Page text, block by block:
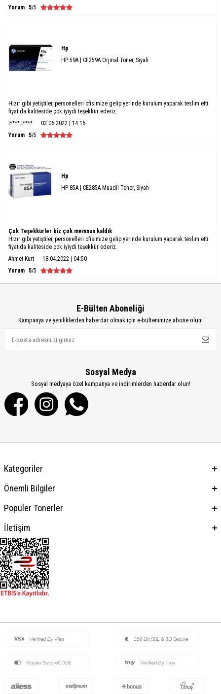
Yorum 5/5
Hp
HP 59A | CF259A Orjinal Toner, Siyah
Hızır gibi yetiştiler, personelleri ofisimize gelip yerinde kurulum yaparak teslim etti
fiyatıda kaliteside çok iyiydi teşekkür ederiz.
t**** t****
03.06.2022 | 14:16
Yorum 5/5
Hp
HP 85A | CE285A Muadil Toner, Siyah
Çok Teşekkürler biz çok memnun kaldık
Hızır gibi yetiştiler, personelleri ofisimize gelip yerinde kurulum yaparak teslim etti
fiyatıda kaliteside çok iyiydi teşekkür ederiz.
Ahmet Kurt
18.04.2022 | 04:50
Yorum 5/5
E-Bülten Aboneliği
Kampanya ve yeniliklerden haberdar olmak için e-bültenimize abone olun!
Sosyal Medya
Sosyal medyaya özel kampanya ve indirimlerden haberdar olun!
Kategoriler
Önemli Bilgiler
Popüler Tonerler
İletişim